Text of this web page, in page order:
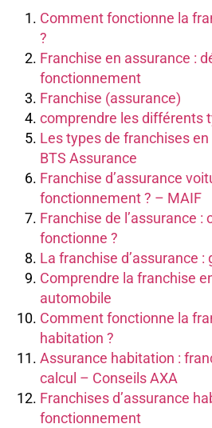
Comment fonctionne la
?
Franchise en assurance :
fonctionnement
Franchise (assurance)
comprendre les différents
Les types de franchises
BTS Assurance
Franchise d’assurance
fonctionnement ? – MAIF
Franchise de l’assurance :
fonctionne ?
La franchise d’assurance :
Comprendre la franchise
automobile
Comment fonctionne la
habitation ?
Assurance habitation :
calcul – Conseils AXA
Franchises d’assurance
fonctionnement